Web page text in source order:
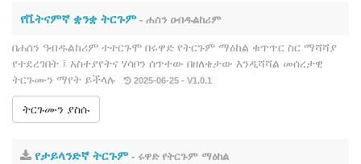
የቬትናምኛ ቋንቋ ትርጉም- ሐሰን ዐብዱልከሪም
በሐሰን ዓብዱልከሪም ተተርጉሞ በሩዋድ የትርጉም ማዕከል ቁጥጥር ስር ማሻሻያ
የተደረገበት ፤ አስተያየትና ሃሳቦን ሰጥተው በዘለቄታው እንዲሻሻል መሰረታዊ
ትርጉሙን ማየት ይችላሉ
2025-06-25 - V1.0.1
ትርጉሙን ያስሱ
የታይላንድኛ ትርጉም- ሩዋድ የትርጉም ማዕከል